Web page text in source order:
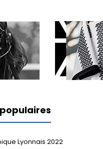
Lyonnais 2022